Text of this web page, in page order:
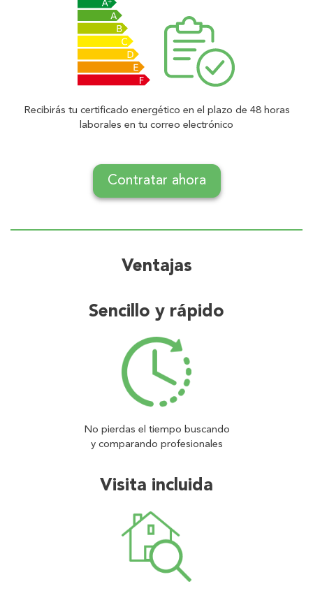
Recibirás tu certificado energético en el plazo de 48 horas
laborales en tu correo electrónico
Contratar ahora
Ventajas
Sencillo y rápido
No pierdas el tiempo buscando
y comparando profesionales
Visita incluida